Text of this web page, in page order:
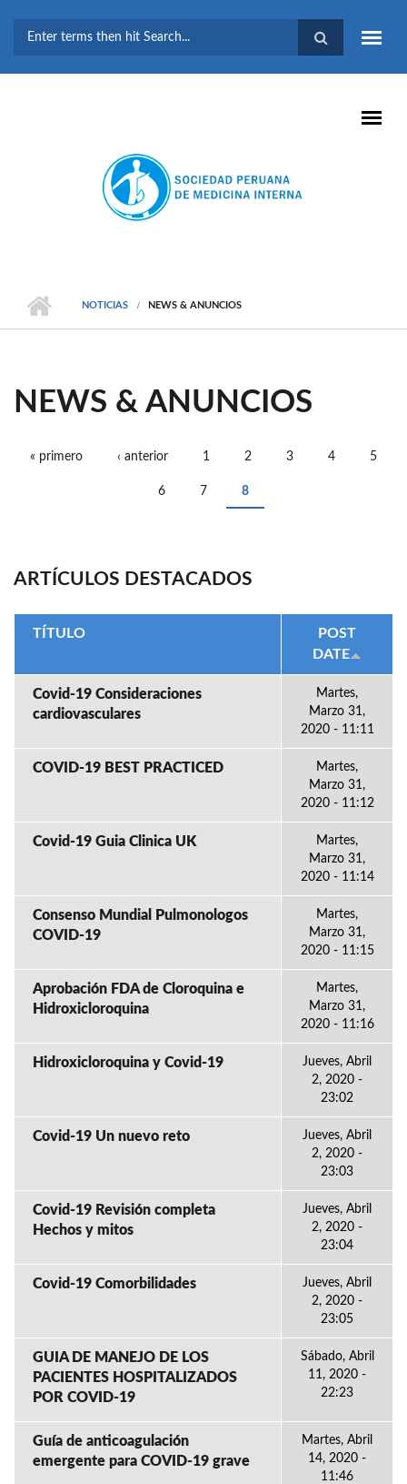
BÚSQUEDA
NOTICIAS NEWS & ANUNCIOS
NEWS & ANUNCIOS
« primero ‹ anterior 1 2 3 4 5
6 7 8
ARTÍCULOS DESTACADOS
TÍTULO
POST
DATE
Covid-19 Consideraciones
cardiovasculares
Martes,
Marzo 31,
2020 - 11:11
COVID-19 BEST PRACTICED
Martes,
Marzo 31,
2020 - 11:12
Covid-19 Guia Clinica UK
Martes,
Marzo 31,
2020 - 11:14
Consenso Mundial Pulmonologos
COVID-19
Martes,
Marzo 31,
2020 - 11:15
Aprobación FDA de Cloroquina e
Hidroxicloroquina
Martes,
Marzo 31,
2020 - 11:16
Hidroxicloroquina y Covid-19
Jueves, Abril
2, 2020 -
23:02
Covid-19 Un nuevo reto
Jueves, Abril
2, 2020 -
23:03
Covid-19 Revisión completa
Hechos y mitos
Jueves, Abril
2, 2020 -
23:04
Covid-19 Comorbilidades
Jueves, Abril
2, 2020 -
23:05
GUIA DE MANEJO DE LOS
PACIENTES HOSPITALIZADOS
POR COVID-19
Sábado, Abril
11, 2020 -
22:23
Guía de anticoagulación
emergente para COVID-19 grave
Martes, Abril
14, 2020 -
11:46